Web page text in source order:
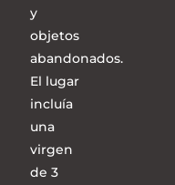
y
objetos
abandonados.
El lugar
incluía
una
virgen
de 3